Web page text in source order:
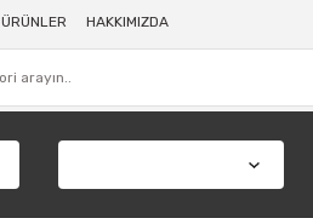
ÜRÜNLER HAKKIMIZDA